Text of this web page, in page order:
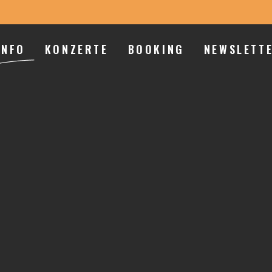
KONZERTE BOOKING